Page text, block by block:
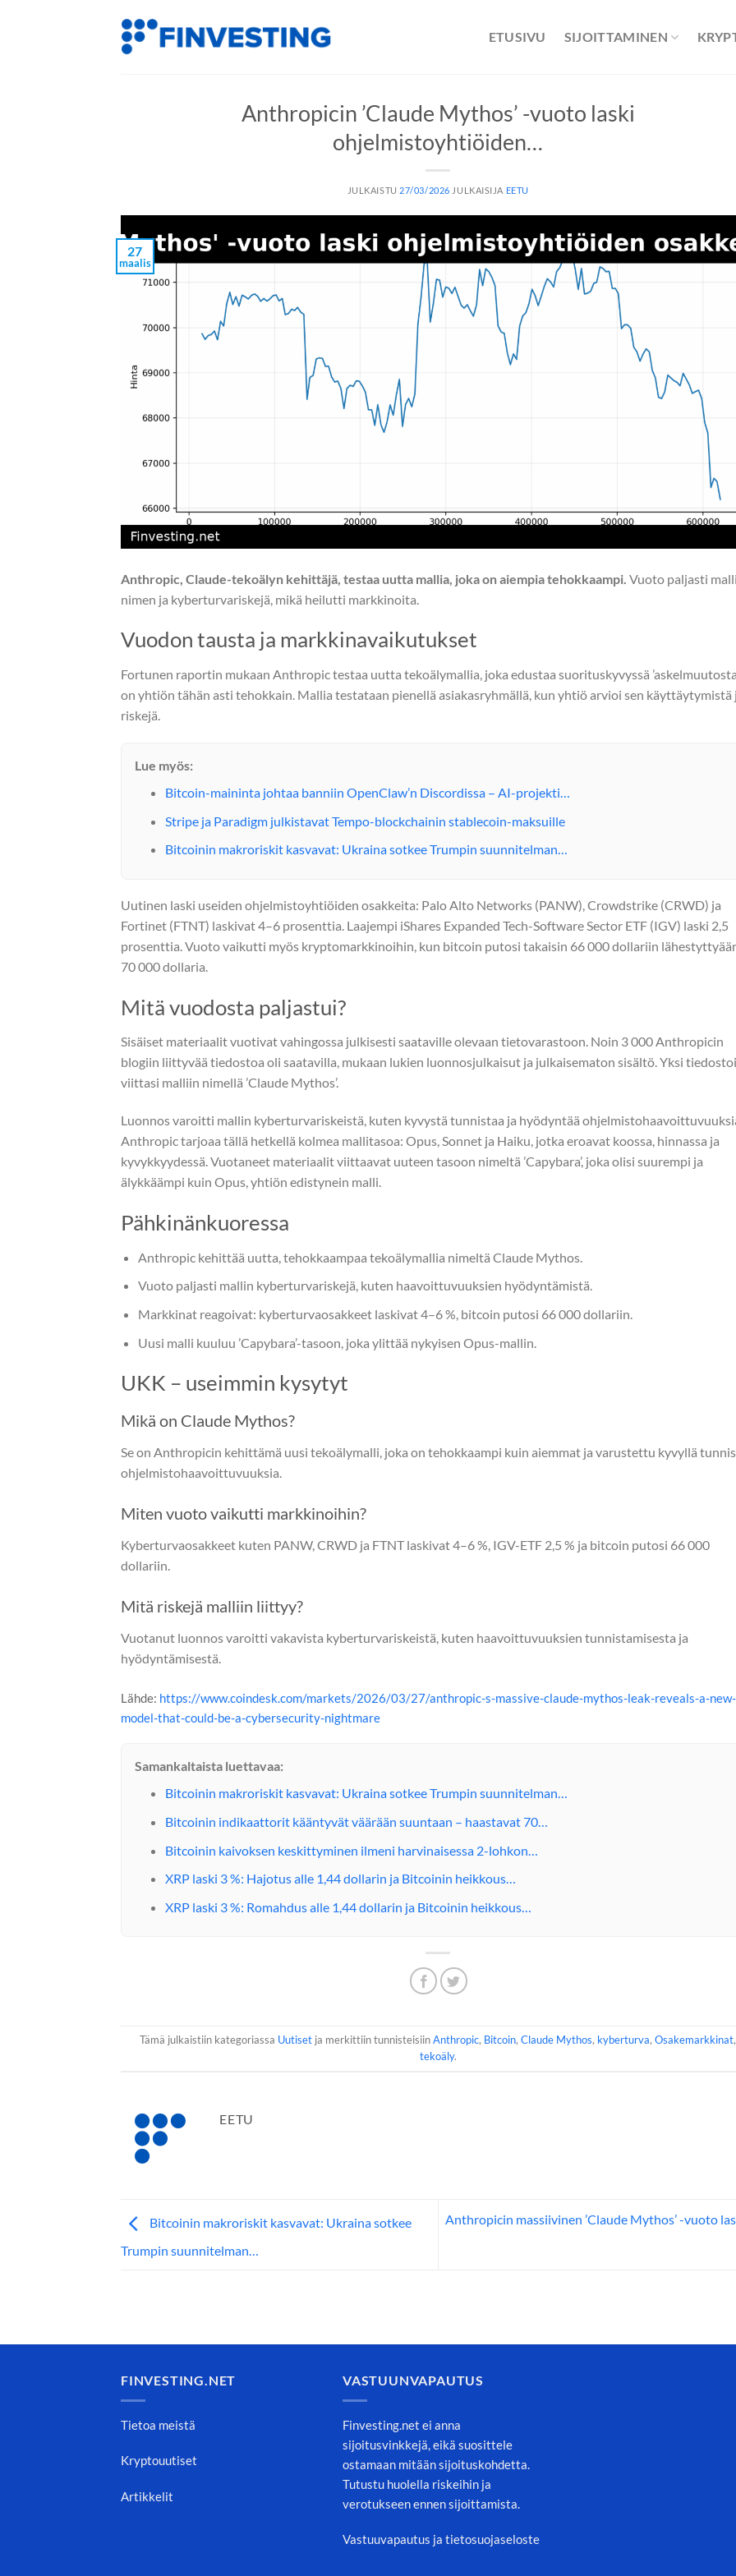
ETUSIVU SIJOITTAMINEN
Anthropicin ’Claude Mythos’ -vuoto laski
ohjelmistoyhtiöiden…
JULKAISTU 27/03/2026 JULKAISIJA EETU
27
maalis
Anthropic, Claude-tekoälyn kehittäjä, testaa uutta mallia, joka on aiempia tehokkaampi. Vuoto paljasti
nimen ja kyberturvariskejä, mikä heilutti markkinoita.
Vuodon tausta ja markkinavaikutukset
Fortunen raportin mukaan Anthropic testaa uutta tekoälymallia, joka edustaa suorituskyvyssä
on yhtiön tähän asti tehokkain. Mallia testataan pienellä asiakasryhmällä, kun yhtiö arvioi sen käyttäytymistä
riskejä.
Lue myös:
Bitcoin-maininta johtaa banniin OpenClaw’n Discordissa – AI-projekti…
Stripe ja Paradigm julkistavat Tempo-blockchainin stablecoin-maksuille
Bitcoinin makroriskit kasvavat: Ukraina sotkee Trumpin suunnitelman…
Uutinen laski useiden ohjelmistoyhtiöiden osakkeita: Palo Alto Networks (PANW), Crowdstrike (CRWD) ja
Fortinet (FTNT) laskivat 4–6 prosenttia. Laajempi iShares Expanded Tech-Software Sector ETF (IGV) laski 2,5
prosenttia. Vuoto vaikutti myös kryptomarkkinoihin, kun bitcoin putosi takaisin 66 000 dollariin
70 000 dollaria.
Mitä vuodosta paljastui?
Sisäiset materiaalit vuotivat vahingossa julkisesti saataville olevaan tietovarastoon. Noin 3 000 Anthropicin
blogiin liittyvää tiedostoa oli saatavilla, mukaan lukien luonnosjulkaisut ja julkaisematon sisältö. Yksi
viittasi malliin nimellä ’Claude Mythos’.
Luonnos varoitti mallin kyberturvariskeistä, kuten kyvystä tunnistaa ja hyödyntää
Anthropic tarjoaa tällä hetkellä kolmea mallitasoa: Opus, Sonnet ja Haiku, jotka eroavat koossa, hinnassa ja
kyvykkyydessä. Vuotaneet materiaalit viittaavat uuteen tasoon nimeltä ’Capybara’, joka olisi suurempi ja
älykkäämpi kuin Opus, yhtiön edistynein malli.
Pähkinänkuoressa
Anthropic kehittää uutta, tehokkaampaa tekoälymallia nimeltä Claude Mythos.
Vuoto paljasti mallin kyberturvariskejä, kuten haavoittuvuuksien hyödyntämistä.
Markkinat reagoivat: kyberturvaosakkeet laskivat 4–6 %, bitcoin putosi 66 000 dollariin.
Uusi malli kuuluu ’Capybara’-tasoon, joka ylittää nykyisen Opus-mallin.
UKK – useimmin kysytyt
Mikä on Claude Mythos?
Se on Anthropicin kehittämä uusi tekoälymalli, joka on tehokkaampi kuin aiemmat ja varustettu kyvyllä
ohjelmistohaavoittuvuuksia.
Miten vuoto vaikutti markkinoihin?
Kyberturvaosakkeet kuten PANW, CRWD ja FTNT laskivat 4–6 %, IGV-ETF 2,5 % ja bitcoin putosi 66 000
dollariin.
Mitä riskejä malliin liittyy?
Vuotanut luonnos varoitti vakavista kyberturvariskeistä, kuten haavoittuvuuksien tunnistamisesta ja
hyödyntämisestä.
Lähde: https://www.coindesk.com/markets/2026/03/27/anthropic-s-massive-claude-mythos-leak-reveals-a-
model-that-could-be-a-cybersecurity-nightmare
Samankaltaista luettavaa:
Bitcoinin makroriskit kasvavat: Ukraina sotkee Trumpin suunnitelman…
Bitcoinin indikaattorit kääntyvät väärään suuntaan – haastavat 70…
Bitcoinin kaivoksen keskittyminen ilmeni harvinaisessa 2-lohkon…
XRP laski 3 %: Hajotus alle 1,44 dollarin ja Bitcoinin heikkous…
XRP laski 3 %: Romahdus alle 1,44 dollarin ja Bitcoinin heikkous…
Tämä julkaistiin kategoriassa Uutiset ja merkittiin tunnisteisiinAnthropic, Bitcoin,Claude Mythos, kyberturva,Osakemarkkinat,
tekoäly.
EETU
Bitcoinin makroriskit kasvavat: Ukraina sotkee
Trumpin suunnitelman…
Anthropicin massiivinen ’Claude Mythos’ -vuoto
FINVESTING.NET
Tietoa meistä
Kryptouutiset
Artikkelit
VASTUUNVAPAUTUS
Finvesting.net ei anna
sijoitusvinkkejä, eikä suosittele
ostamaan mitään sijoituskohdetta.
Tutustu huolella riskeihin ja
verotukseen ennen sijoittamista.
Vastuuvapautus ja tietosuojaseloste